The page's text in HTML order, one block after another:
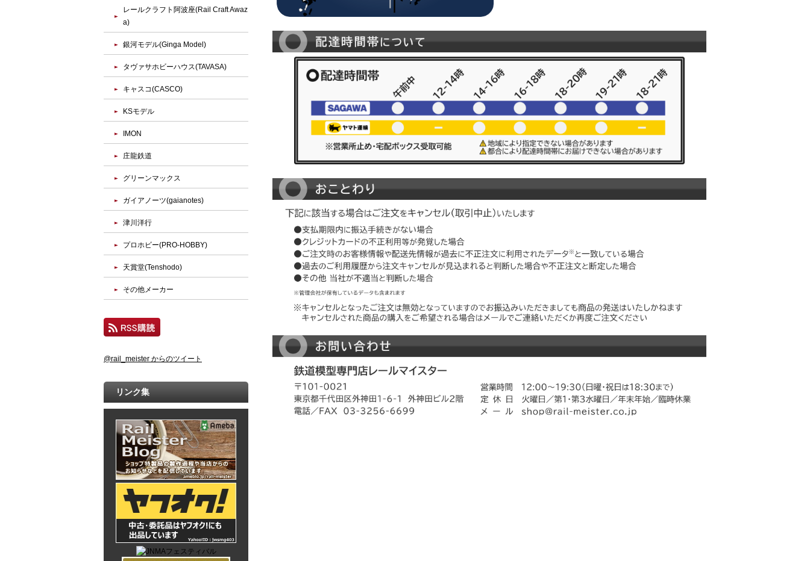
レールクラフト阿波座(Rail Craft Awaz
a)
銀河モデル(Ginga Model)
タヴァサホビーハウス(TAVASA)
キャスコ(CASCO)
KSモデル
IMON
庄龍鉄道
グリーンマックス
ガイアノーツ(gaianotes)
津川洋行
プロホビー(PRO-HOBBY)
天賞堂(Tenshodo)
その他メーカー
@rail_meister からのツイート
リンク集